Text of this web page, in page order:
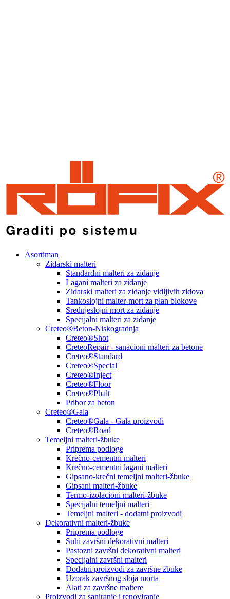
Asortiman
Zidarski malteri
Standardni malteri za zidanje
Lagani malteri za zidanje
Zidarski malteri za zidanje vidljivih zidova
Tankoslojni malter-mort za plan blokove
Srednjeslojni mort za zidanje
Specijalni malteri za zidanje
Creteo®Beton-Niskogradnja
Creteo®Shot
CreteoRepair - sanacioni malteri za betone
Creteo®Standard
Creteo®Special
Creteo®Inject
Creteo®Floor
Creteo®Phalt
Pribor za beton
Creteo®Gala
Creteo®Gala - Gala proizvodi
Creteo®Road
Temeljni malteri-žbuke
Priprema podloge
Krečno-cementni malteri
Krečno-cementni lagani malteri
Gipsano-krečni temeljni malteri-žbuke
Gipsani malteri-žbuke
Termo-izolacioni malteri-žbuke
Specijalni temeljni malteri
Temeljni malteri - dodatni proizvodi
Dekorativni malteri-žbuke
Priprema podloge
Suhi završni dekorativni malteri
Pastozni završni dekorativni malteri
Specijalni završni malteri
Dodatni proizvodi za završne žbuke
Uzorak završnog sloja morta
Alati za završne maltere
Proizvodi za saniranje i renoviranje